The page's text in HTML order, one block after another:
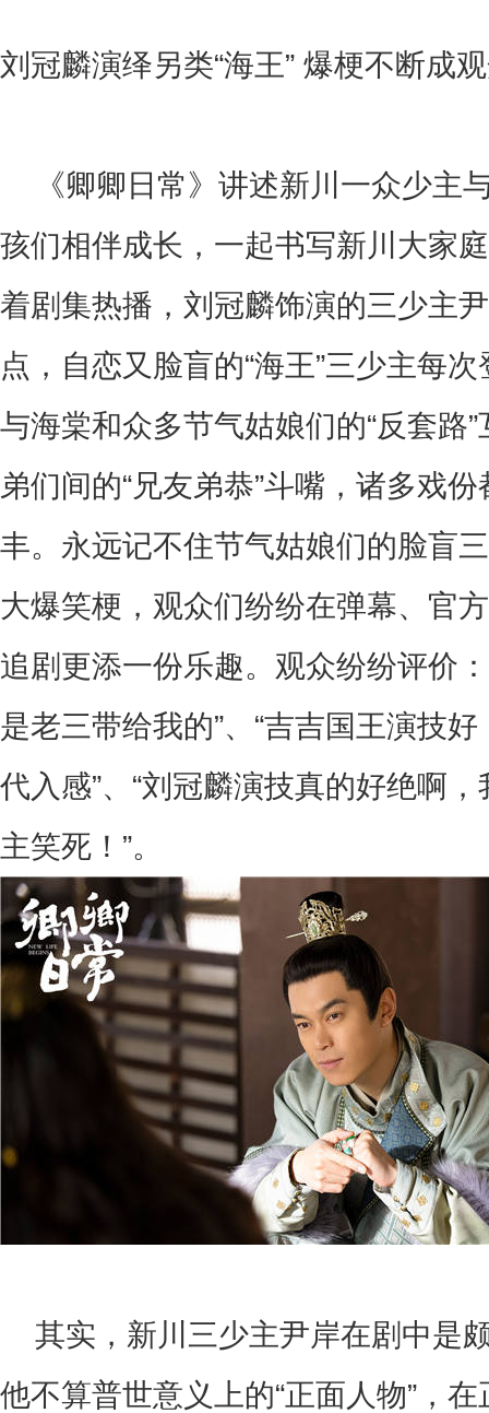
刘冠麟演绎另类“海王” 爆梗不断成
《卿卿日常》讲述新川一众少主
孩们相伴成长，一起书写新川大家
着剧集热播，刘冠麟饰演的三少主
点，自恋又脸盲的“海王”三少主每次
与海棠和众多节气姑娘们的“反套路”
弟们间的“兄友弟恭”斗嘴，诸多戏
丰。永远记不住节气姑娘们的脸盲
大爆笑梗，观众们纷纷在弹幕、官
追剧更添一份乐趣。观众纷纷评价：
是老三带给我的”、 “吉吉国王演技
代入感”、 “刘冠麟演技真的好绝啊
主笑死！ ”。
其实，新川三少主尹岸在剧中是
他不算普世意义上的“正面人物” ，